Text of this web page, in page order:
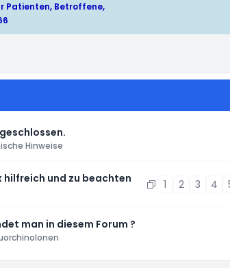
Patienten, Betroffene,
Hinweise
hilfreich und zu beachten 1 2 3 4
man in diesem Forum ?